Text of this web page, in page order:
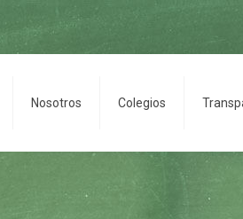
Nosotros Colegios